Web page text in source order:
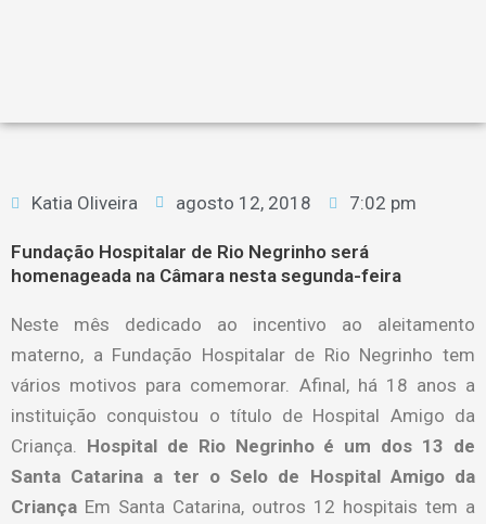
Katia Oliveira agosto 12, 2018 7:02 pm
Fundação Hospitalar de Rio Negrinho será
homenageada na Câmara nesta segunda-feira
Neste mês dedicado ao incentivo ao aleitamento
materno, a Fundação Hospitalar de Rio Negrinho tem
vários motivos para comemorar. Afinal, há 18 anos a
instituição conquistou o título de Hospital Amigo da
Criança. Hospital de Rio Negrinho é um dos 13 de
Santa Catarina a ter o Selo de Hospital Amigo da
Criança Em Santa Catarina, outros 12 hospitais tem a